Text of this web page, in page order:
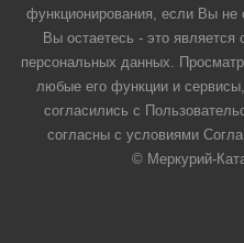
функционирования, если Вы не
Вы остаетесь - это
персональных данных.
любые его функции и
согласились с
согласны с условиями
© Меркурий-